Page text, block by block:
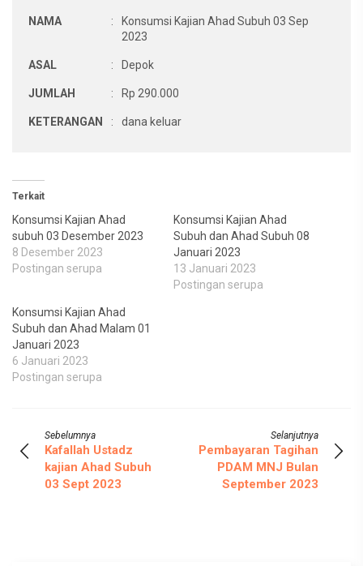
NAMA :
Konsumsi Kajian Ahad Subuh 03 Sep
2023
ASAL : Depok
JUMLAH : Rp 290.000
KETERANGAN : dana keluar
Terkait
Konsumsi Kajian Ahad
subuh 03 Desember 2023
8 Desember 2023
Postingan serupa
Konsumsi Kajian Ahad
Subuh dan Ahad Subuh 08
Januari 2023
13 Januari 2023
Postingan serupa
Konsumsi Kajian Ahad
Subuh dan Ahad Malam 01
Januari 2023
6 Januari 2023
Postingan serupa
Sebelumnya
Kafallah Ustadz
kajian Ahad Subuh
03 Sept 2023
Selanjutnya
Pembayaran Tagihan
PDAM MNJ Bulan
September 2023